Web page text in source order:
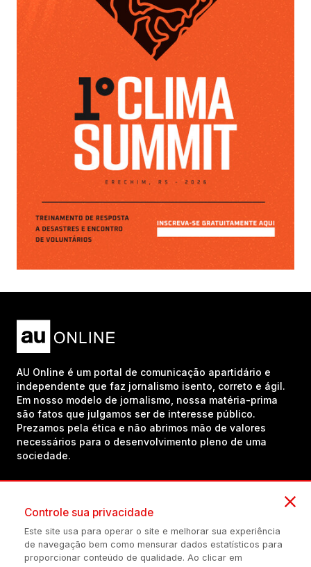
AU Online é um portal de comunicação apartidário e
independente que faz jornalismo isento, correto e ágil.
Em nosso modelo de jornalismo, nossa matéria-prima
são fatos que julgamos ser de interesse público.
Prezamos pela ética e não abrimos mão de valores
necessários para o desenvolvimento pleno de uma
sociedade.
(54) 98434-8385
Controle sua privacidade
Este site usa para operar o site e melhorar sua experiência
de navegação bem como mensurar dados estatísticos para
proporcionar conteúdo de qualidade. Ao clicar em